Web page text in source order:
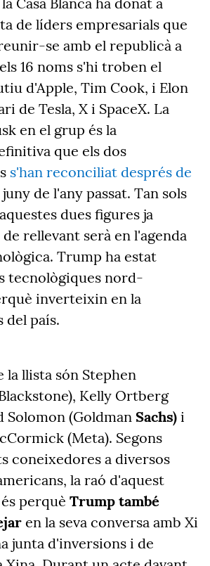
de líders empresarials que
se amb el republicà a
16 noms s'hi troben el
d'Apple, Tim Cook, i Elon
de Tesla, X i SpaceX. La
en el grup és la
que els dos
s'han reconciliat després de
de l'any passat. Tan sols
dues figures ja
rellevant serà en l'agenda
Trump ha estat
tecnològiques nord-
inverteixin en la
del país.
la llista són Stephen
Kelly Ortberg
Solomon (Goldman Sachs) i
(Meta). Segons
coneixedores a diversos
la raó d'aquest
perquè Trump també
en la seva conversa amb Xi
junta d'inversions i de